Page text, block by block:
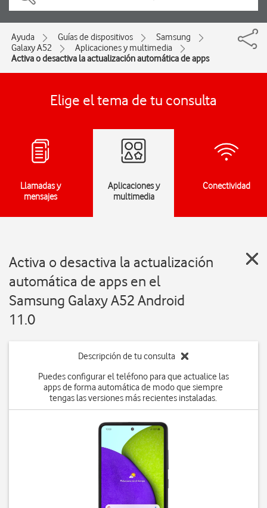
Ayuda Guías de dispositivos
Samsung
Galaxy A52
Aplicaciones y multimedia
Activa o desactiva la actualización automática de apps
Elige el tema de tu consulta
Llamadas y
mensajes
Aplicaciones y
multimedia
Conectividad
Activa o desactiva la actualización
automática de apps en el
Samsung Galaxy A52 Android
11.0
Descripción de tu consulta
Puedes configurar el teléfono para que actualice las
apps de forma automática de modo que siempre
tengas las versiones más recientes instaladas.